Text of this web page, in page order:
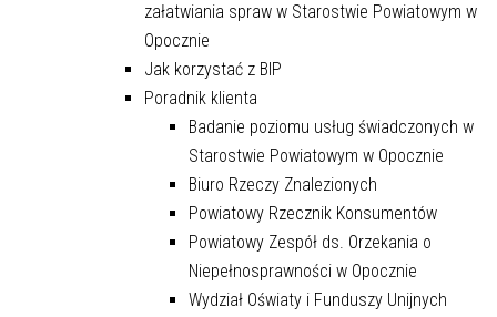
załatwiania spraw w Starostwie Powiatowym w
Opocznie
Jak korzystać z BIP
Poradnik klienta
Badanie poziomu usług świadczonych w
Starostwie Powiatowym w Opocznie
Biuro Rzeczy Znalezionych
Powiatowy Rzecznik Konsumentów
Powiatowy Zespół ds. Orzekania o
Niepełnosprawności w Opocznie
Wydział Oświaty i Funduszy Unijnych